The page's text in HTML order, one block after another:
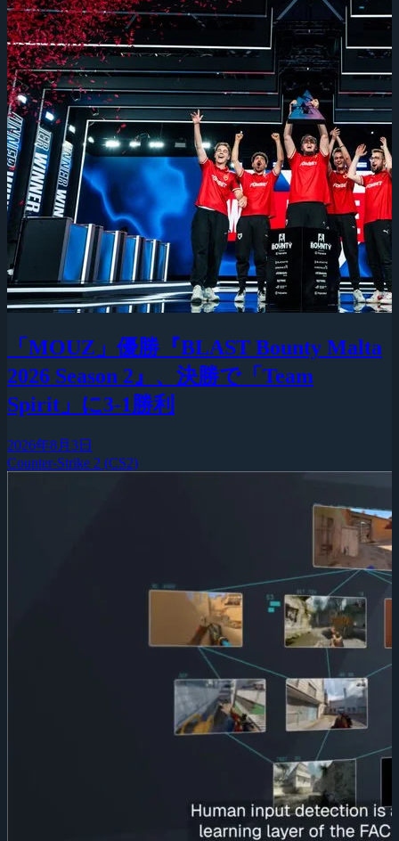
「MOUZ」優勝『BLAST Bounty Malta
2026 Season 2』、決勝で「Team
Spirit」に3-1勝利
2026年8月3日
Counter-Strike 2 (CS2)